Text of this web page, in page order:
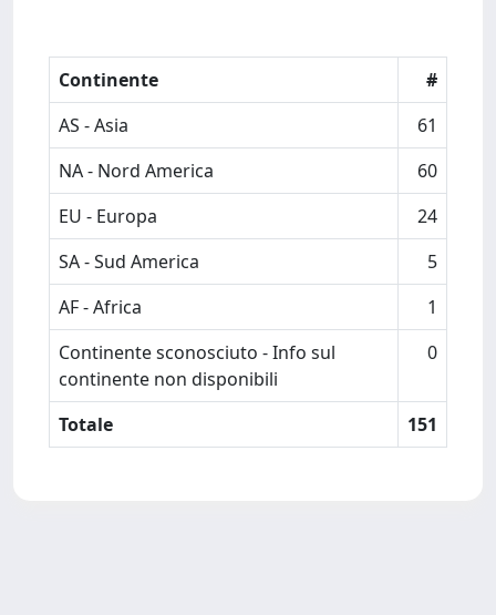
Continente
#
AS - Asia
61
NA - Nord America
60
EU - Europa
24
SA - Sud America
5
AF - Africa
1
Continente sconosciuto - Info sul
continente non disponibili
0
Totale 151